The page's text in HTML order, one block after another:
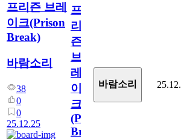
프리즌 브레
이크(Prison
Break)
바람소리
38
0
0
25.12.25
프
리
즌
브
레
이
크
(Prison
Break)
바람소리